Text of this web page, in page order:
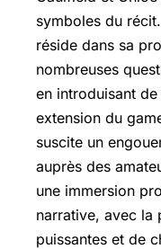
symboles du
réside dans sa
nombreuses
en introduisant
extension du
suscite un
auprès des
une immersion
narrative, avec la
puissantes et de